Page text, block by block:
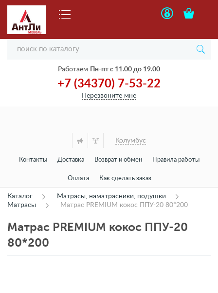
Работаем Пн-пт с 11.00 до 19.00
+7 (34370) 7-53-22
Перезвоните мне
Колумбус
Контакты Доставка Возврат и обмен Правила работы
Оплата Как сделать заказ
Каталог
Матрасы, наматрасники, подушки
Матрасы
Матрас PREMIUM кокос ППУ-20 80*200
Матрас PREMIUM кокос ППУ-20
80*200